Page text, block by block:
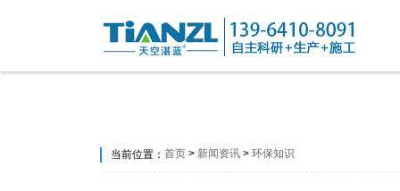
当前位置： 首页 > 新闻资讯 > 环保知识